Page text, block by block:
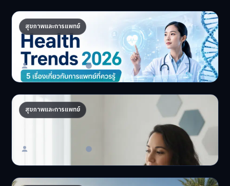
สุขภาพและการแพทย์
Health Trends 2026: 5 เรื่องเกี่ยวกับการ
แพทย์ที่ควรรู้
5 Health Trends 2026 เ…
Master Bussiness 30 มิถุนายน 2026
สุขภาพและการแพทย์
ถอดรหัส DNA จัดโภชนาการส่วนตัว เทรนด์
สุขภาพ 2026
23 มิถุนายน 2026